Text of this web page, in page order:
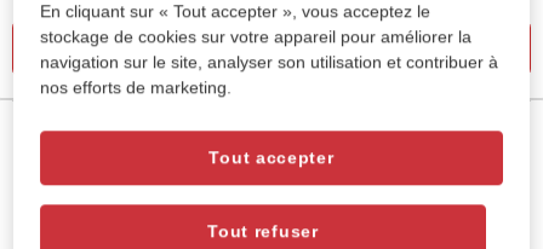
23
avis
Kg
Ajouter au panier
En cliquant sur « Tout accepter », vous acceptez le
stockage de cookies sur votre appareil pour améliorer la
navigation sur le site, analyser son utilisation et contribuer à
nos efforts de marketing.
Tout refuser
Tout accepter